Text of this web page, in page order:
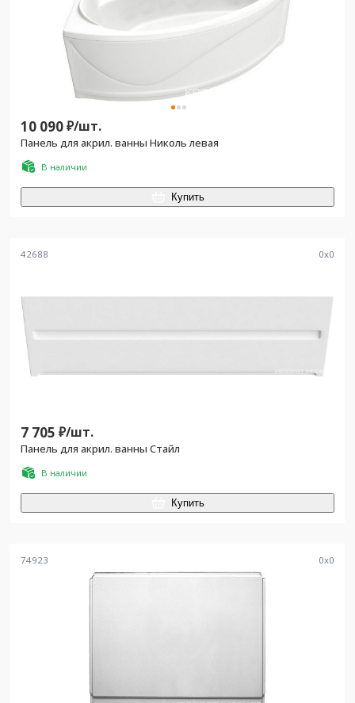
10 090₽/шт.
Панель для акрил. ванны Николь левая
В наличии
Купить
42688 0x0
7 705 ₽/шт.
Панель для акрил. ванны Стайл
В наличии
Купить
74923 0x0